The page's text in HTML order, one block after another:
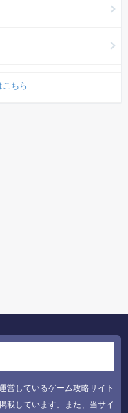
ちら
営しているゲーム攻略サイト
載しています。また、当サイ